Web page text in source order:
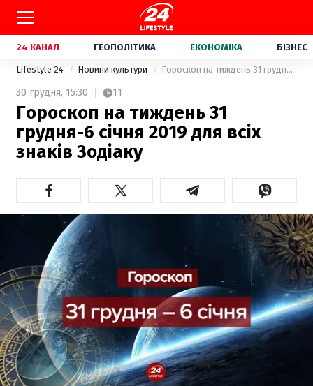
24 КАНАЛ ГЕОПОЛІТИКА ЕКОНОМІКА БІЗНЕС
Lifestyle 24 Новини культури Гороскоп на тиждень 31 грудня-6 січня 2019 для всіх знаків Зодіаку
30 грудня, 15:30 11
Гороскоп на тиждень 31
грудня-6 січня 2019 для всіх
знаків Зодіаку